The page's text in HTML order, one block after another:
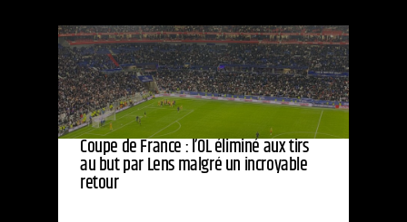
Coupe de France : l’OL éliminé aux tirs
au but par Lens malgré un incroyable
retour